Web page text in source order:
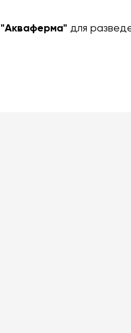
"Акваферма" для